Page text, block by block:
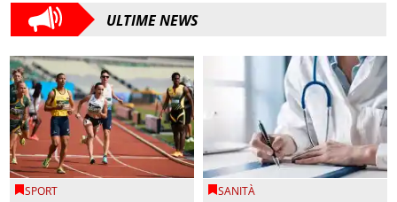
ULTIME NEWS
SPORT SANITÀ